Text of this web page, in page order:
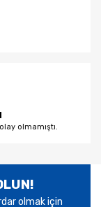
olmamıştı.
olmak için